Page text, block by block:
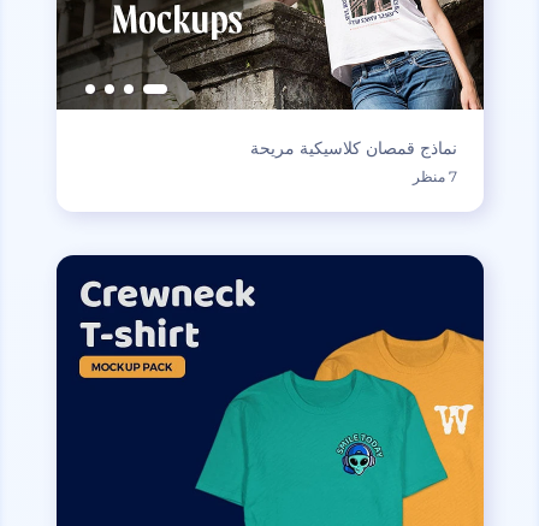
نماذج قمصان كلاسيكية مريحة
7 منظر